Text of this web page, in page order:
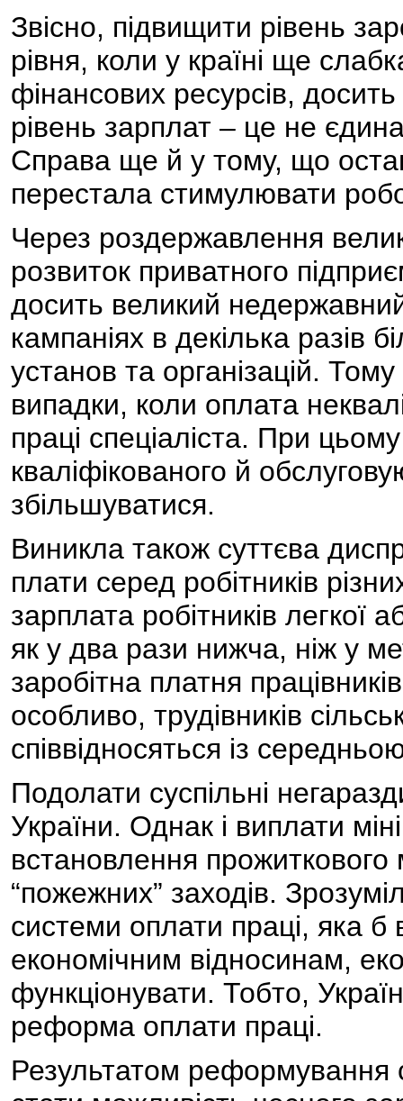
Звісно, підвищити рівень
рівня, коли у країні ще
фінансових ресурсів,
рівень зарплат – це не
Справа ще й у тому, що
перестала стимулювати
Через роздержавлення
розвиток приватного
досить великий
кампаніях в декілька разів
установ та організацій.
випадки, коли оплата
праці спеціаліста. При
кваліфікованого й
збільшуватися.
Виникла також суттєва
плати серед робітників
зарплата робітників легкої
як у два рази нижча, ніж у
заробітна платня
особливо, трудівників
співвідносяться із
Подолати суспільні
України. Однак і виплати
встановлення
“пожежних” заходів.
системи оплати праці, яка б
економічним відносинам,
функціонувати. Тобто,
реформа оплати праці.
Результатом реформування